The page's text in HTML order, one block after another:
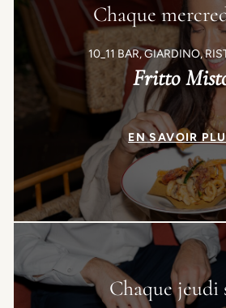
Chaque
10_11 BAR, GIARDINO,
Fritto
EN SAVOIR
Chaque jeudi